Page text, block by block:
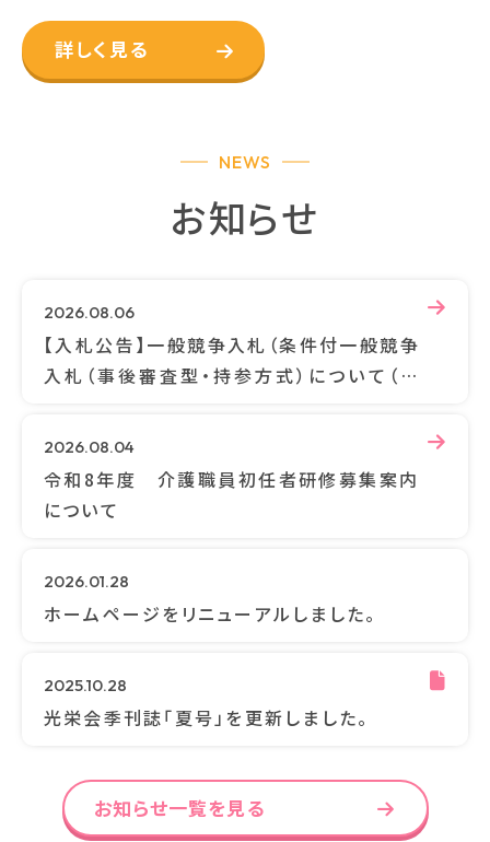
詳しく見る
お知らせ
NEWS
2026.08.06
【入札公告】一般競争入札（条件付一般競争
入札（事後審査型・持参方式）について（白
2026.08.04
令和8年度 介護職員初任者研修募集案内
について
2026.01.28
ホームページをリニューアルしました。
2025.10.28
光栄会季刊誌「夏号」を更新しました。
お知らせ一覧を見る